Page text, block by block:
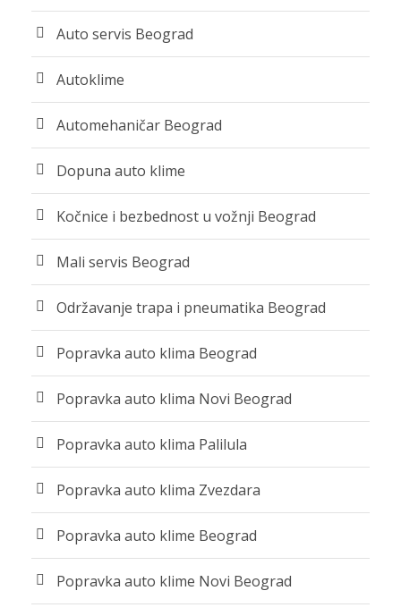
Auto servis Beograd
Autoklime
Automehaničar Beograd
Dopuna auto klime
Kočnice i bezbednost u vožnji Beograd
Mali servis Beograd
Održavanje trapa i pneumatika Beograd
Popravka auto klima Beograd
Popravka auto klima Novi Beograd
Popravka auto klima Palilula
Popravka auto klima Zvezdara
Popravka auto klime Beograd
Popravka auto klime Novi Beograd